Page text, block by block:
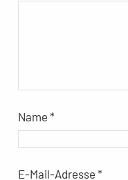
Name *
E-Mail-Adresse *